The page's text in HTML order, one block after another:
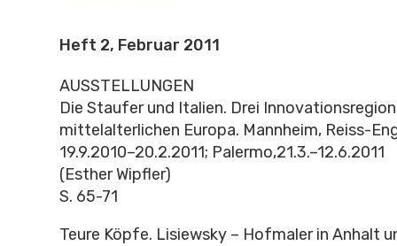
Heft 2, Februar 2011
AUSSTELLUNGEN
Die Staufer und Italien. Drei
mittelalterlichen Europa. Mannheim, Reiss-
19.9.2010–20.2.2011; Palermo,21.3.–12.6.2011
(Esther Wipfler)
S. 65-71
Teure Köpfe. Lisiewsky – Hofmaler in Anhalt